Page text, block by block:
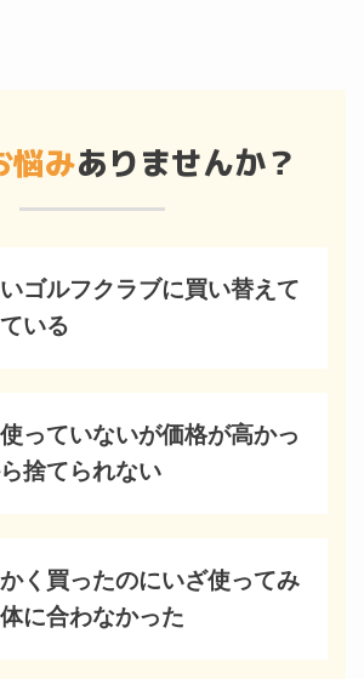
悩みありませんか？
ゴルフクラブに買い替えて
いる
っていないが価格が高かっ
捨てられない
く買ったのにいざ使ってみ
に合わなかった